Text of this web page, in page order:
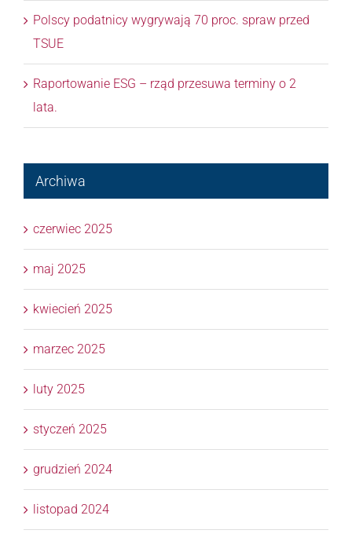
Polscy podatnicy wygrywają 70 proc. spraw przed
TSUE
Raportowanie ESG – rząd przesuwa terminy o 2
lata.
Archiwa
czerwiec 2025
maj 2025
kwiecień 2025
marzec 2025
luty 2025
styczeń 2025
grudzień 2024
listopad 2024